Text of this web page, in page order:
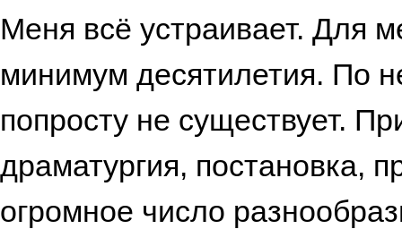
Меня всё устраивает. Для
минимум десятилетия. По
попросту не существует.
драматургия, постановка,
огромное число